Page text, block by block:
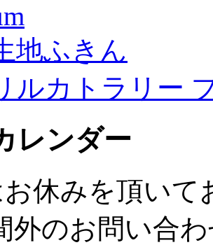
地ふきん
ルカトラリー
レンダー
休みを頂いて
外のお問い合